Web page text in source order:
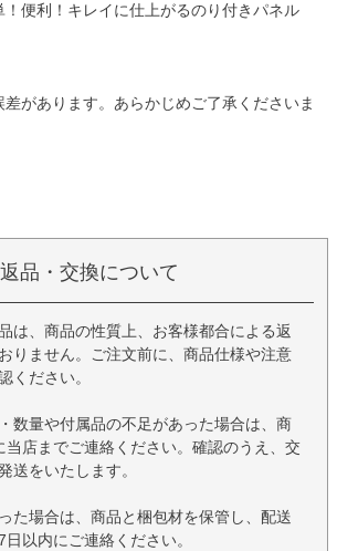
便利！キレイに仕上がるのり付きパネル
があります。あらかじめご了承くださいま
返品・交換について
は、商品の性質上、お客様都合による返
りません。ご注文前に、商品仕様や注意
ください。
数量や付属品の不足があった場合は、商
当店までご連絡ください。確認のうえ、交
送をいたします。
た場合は、商品と梱包材を保管し、配送
以内にご連絡ください。